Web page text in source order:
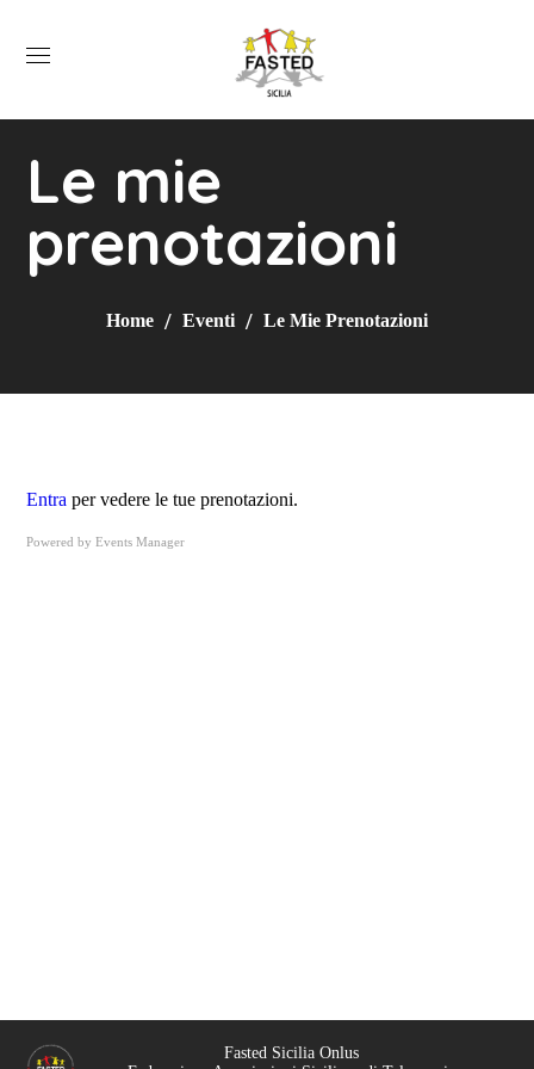
Le mie
prenotazioni
Home Eventi Le Mie Prenotazioni
Entra per vedere le tue prenotazioni.
Powered byEvents Manager
Fasted Sicilia Onlus